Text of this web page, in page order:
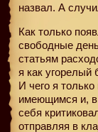
назвал. А
Как только
свободные
статьям
я как угорелый
И чего я
имеющимся и,
себя
отправляя в